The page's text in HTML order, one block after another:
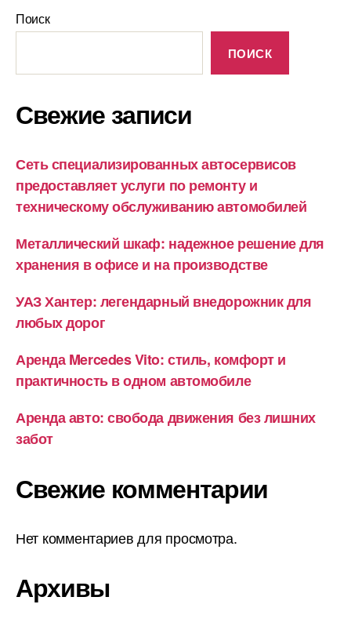
Поиск
ПОИСК
Свежие записи
Сеть специализированных автосервисов
предоставляет услуги по ремонту и
техническому обслуживанию автомобилей
Металлический шкаф: надежное решение для
хранения в офисе и на производстве
УАЗ Хантер: легендарный внедорожник для
любых дорог
Аренда Mercedes Vito: стиль, комфорт и
практичность в одном автомобиле
Аренда авто: свобода движения без лишних
забот
Свежие комментарии
Нет комментариев для просмотра.
Архивы